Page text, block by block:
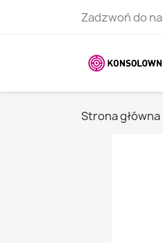
Zadzwoń do
Strona główna